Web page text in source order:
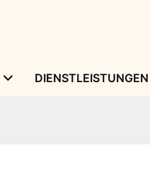
DIENSTLEISTUNGEN